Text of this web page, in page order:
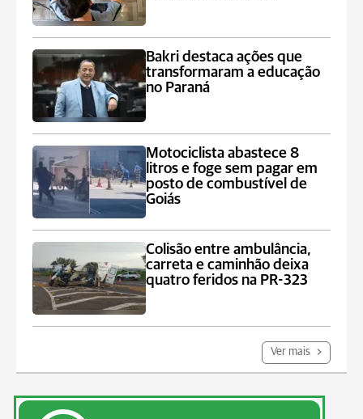
Bakri destaca ações que
transformaram a educação
no Paraná
Motociclista abastece 8
litros e foge sem pagar em
posto de combustível de
Goiás
Colisão entre ambulância,
carreta e caminhão deixa
quatro feridos na PR-323
Ver mais